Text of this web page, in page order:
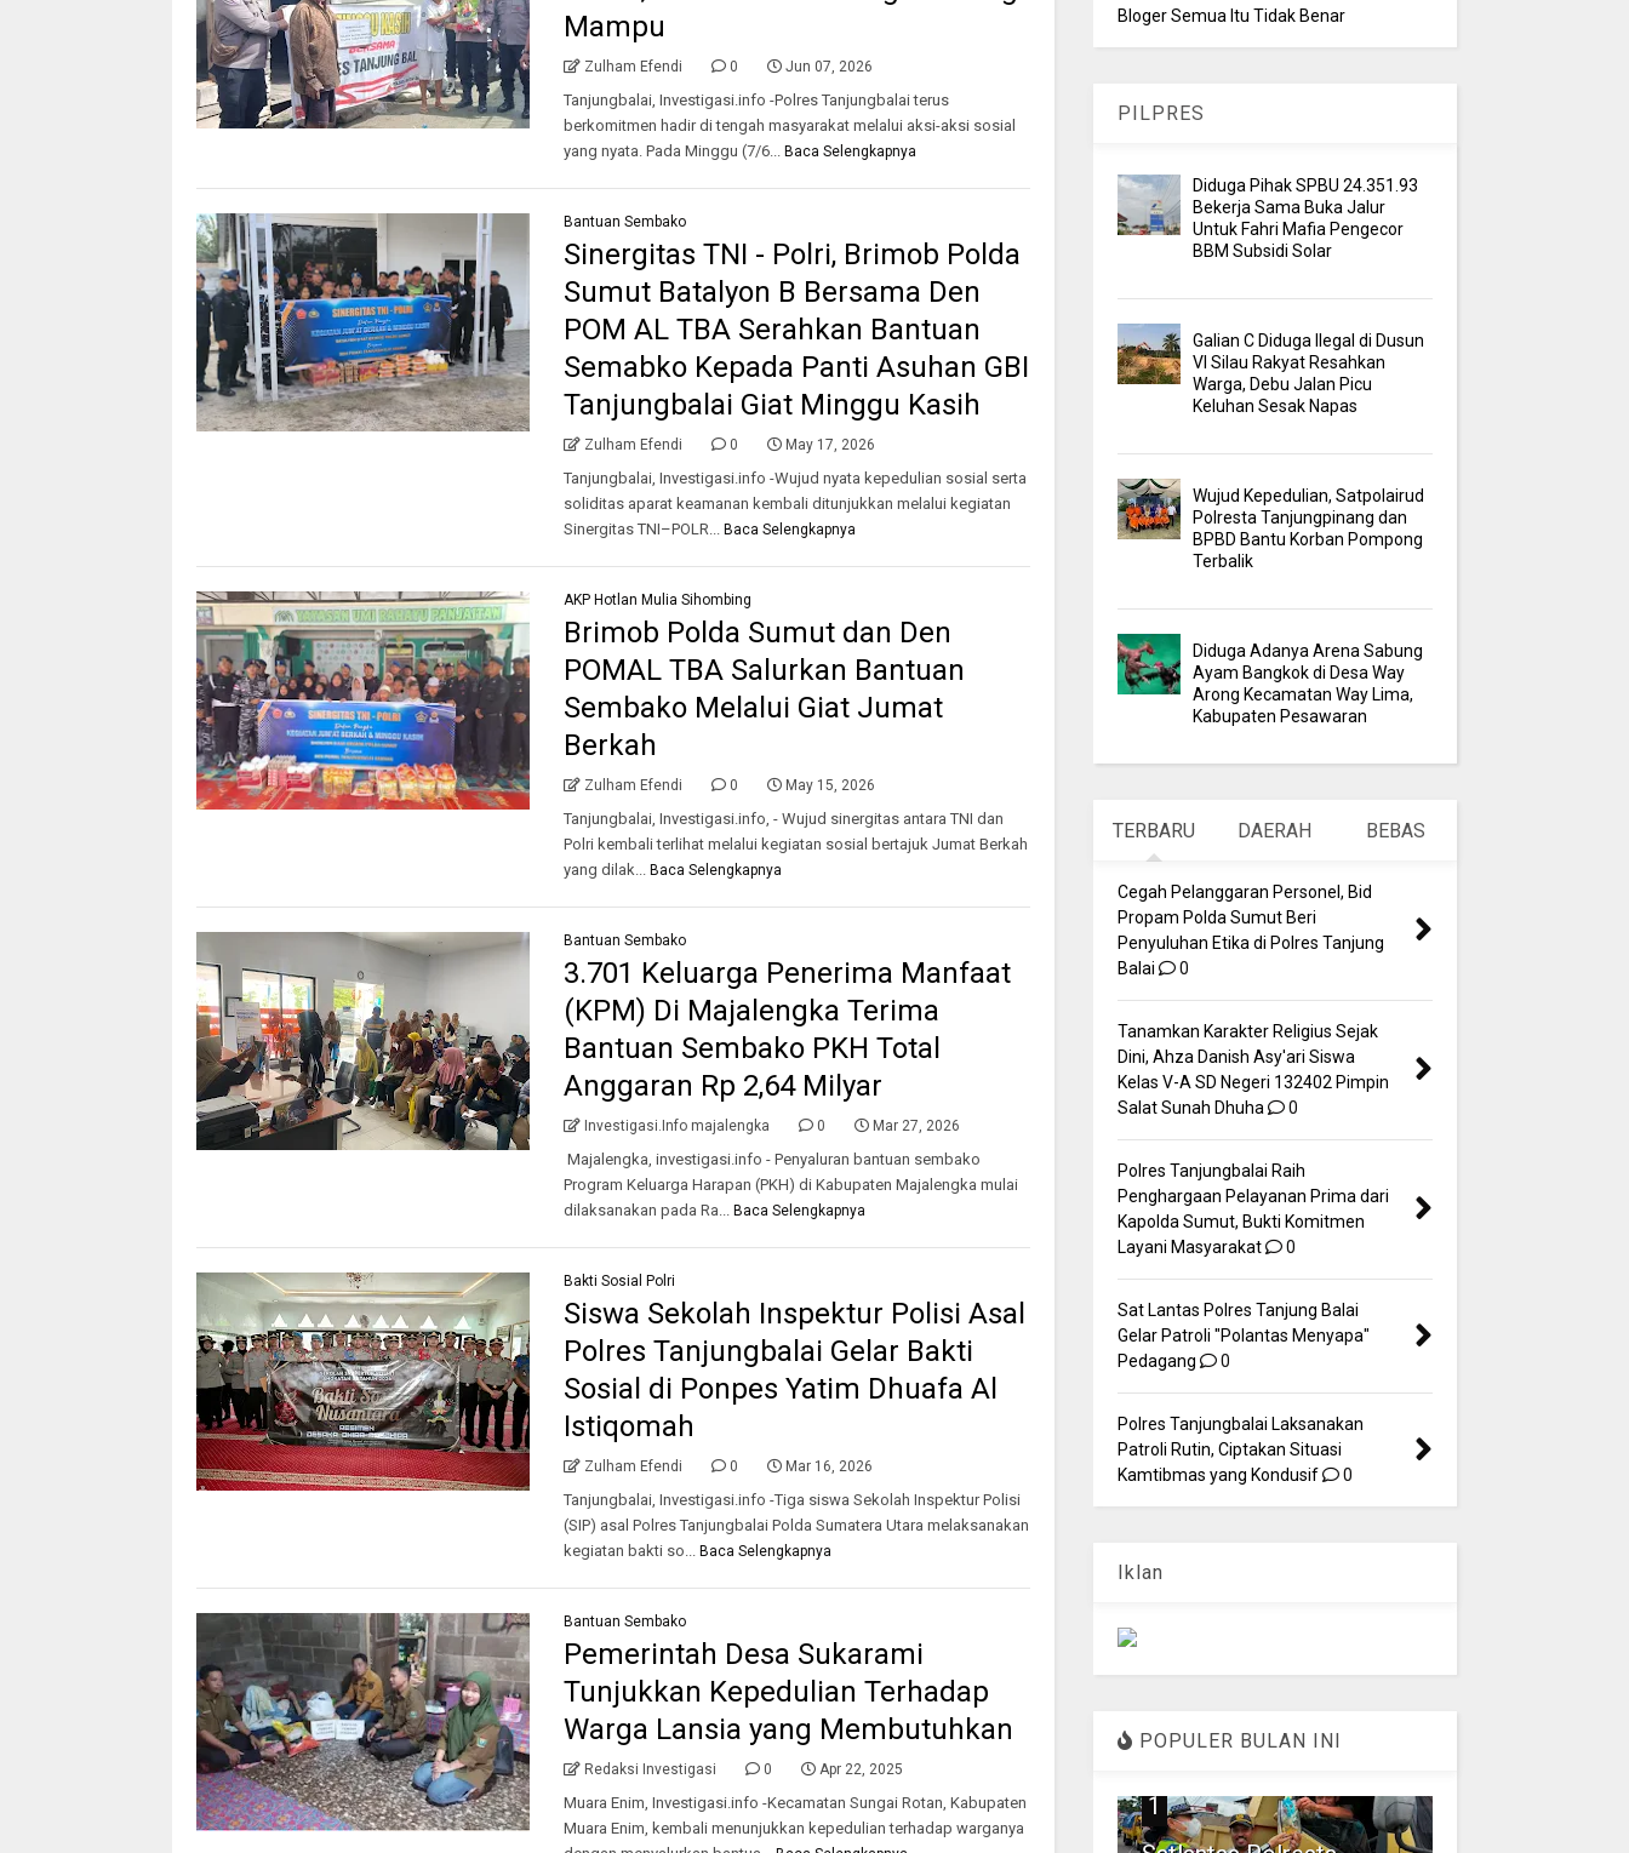
Mampu
Zulham Efendi 0 Jun 07, 2026
Tanjungbalai, Investigasi.info -Polres Tanjungbalai terus
berkomitmen hadir di tengah masyarakat melalui aksi-aksi sosial
yang nyata. Pada Minggu (7/6...
Baca Selengkapnya
Bantuan Sembako
Sinergitas TNI - Polri, Brimob Polda
Sumut Batalyon B Bersama Den
POM AL TBA Serahkan Bantuan
Semabko Kepada Panti Asuhan GBI
Tanjungbalai Giat Minggu Kasih
Zulham Efendi 0 May 17, 2026
Tanjungbalai, Investigasi.info -Wujud nyata kepedulian sosial serta
soliditas aparat keamanan kembali ditunjukkan melalui kegiatan
Sinergitas TNI–POLR...
Baca Selengkapnya
AKP Hotlan Mulia Sihombing
Brimob Polda Sumut dan Den
POMAL TBA Salurkan Bantuan
Sembako Melalui Giat Jumat
Berkah
Zulham Efendi 0 May 15, 2026
Tanjungbalai, Investigasi.info, - Wujud sinergitas antara TNI dan
Polri kembali terlihat melalui kegiatan sosial bertajuk Jumat Berkah
yang dilak...
Baca Selengkapnya
Bantuan Sembako
3.701 Keluarga Penerima Manfaat
(KPM) Di Majalengka Terima
Bantuan Sembako PKH Total
Anggaran Rp 2,64 Milyar
Investigasi.Info majalengka 0 Mar 27, 2026
Majalengka, investigasi.info - Penyaluran bantuan sembako
Program Keluarga Harapan (PKH) di Kabupaten Majalengka mulai
dilaksanakan pada Ra...
Baca Selengkapnya
Bakti Sosial Polri
Siswa Sekolah Inspektur Polisi Asal
Polres Tanjungbalai Gelar Bakti
Sosial di Ponpes Yatim Dhuafa Al
Istiqomah
Zulham Efendi 0 Mar 16, 2026
Tanjungbalai, Investigasi.info -Tiga siswa Sekolah Inspektur Polisi
(SIP) asal Polres Tanjungbalai Polda Sumatera Utara melaksanakan
kegiatan bakti so...
Baca Selengkapnya
Bantuan Sembako
Pemerintah Desa Sukarami
Tunjukkan Kepedulian Terhadap
Warga Lansia yang Membutuhkan
Redaksi Investigasi 0 Apr 22, 2025
Muara Enim, Investigasi.info -Kecamatan Sungai Rotan, Kabupaten
Muara Enim, kembali menunjukkan kepedulian terhadap warganya
Bloger Semua Itu Tidak Benar
PILPRES
Diduga Pihak SPBU 24.351.93
Bekerja Sama Buka Jalur
Untuk Fahri Mafia Pengecor
BBM Subsidi Solar
Galian C Diduga Ilegal di Dusun
VI Silau Rakyat Resahkan
Warga, Debu Jalan Picu
Keluhan Sesak Napas
Wujud Kepedulian, Satpolairud
Polresta Tanjungpinang dan
BPBD Bantu Korban Pompong
Terbalik
Diduga Adanya Arena Sabung
Ayam Bangkok di Desa Way
Arong Kecamatan Way Lima,
Kabupaten Pesawaran
TERBARU DAERAH BEBAS
Cegah Pelanggaran Personel, Bid
Propam Polda Sumut Beri
Penyuluhan Etika di Polres Tanjung
Balai
0
Tanamkan Karakter Religius Sejak
Dini, Ahza Danish Asy'ari Siswa
Kelas V-A SD Negeri 132402 Pimpin
Salat Sunah Dhuha
0
Polres Tanjungbalai Raih
Penghargaan Pelayanan Prima dari
Kapolda Sumut, Bukti Komitmen
Layani Masyarakat
0
Sat Lantas Polres Tanjung Balai
Gelar Patroli "Polantas Menyapa"
Pedagang
0
Polres Tanjungbalai Laksanakan
Patroli Rutin, Ciptakan Situasi
Kamtibmas yang Kondusif
0
Iklan
POPULER BULAN INI
1